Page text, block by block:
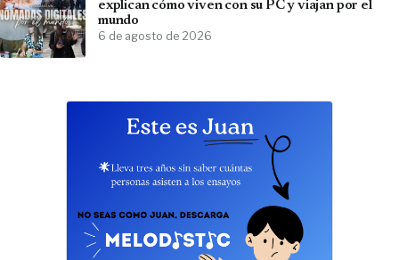
explican cómo viven con su PC y viajan por el
mundo
6 de agosto de 2026